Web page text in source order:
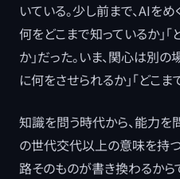
いている。少し前まで、AIを
何をどこまで知っているか」
か」だった。いま、関心は別
に何をさせられるか」「どこ
知識を問う時代から、能力を
の世代交代以上の意味を持
路そのものが書き換わるから